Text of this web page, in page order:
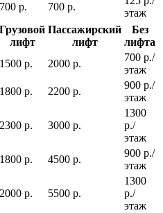
700 р. 700 р.
этаж
Грузовой
лифт
Пассажирский
лифт
Без
лифта
1500 р. 2000 р.
700 р./
этаж
1800 р. 2200 р.
900 р./
этаж
2300 р. 3000 р.
1300
р./
этаж
1800 р. 4500 р.
900 р./
этаж
2000 р. 5500 р.
1300
р./
этаж